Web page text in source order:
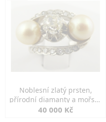
Noblesní zlatý prsten,
přírodní diamanty a mořské
perly
40 000 Kč